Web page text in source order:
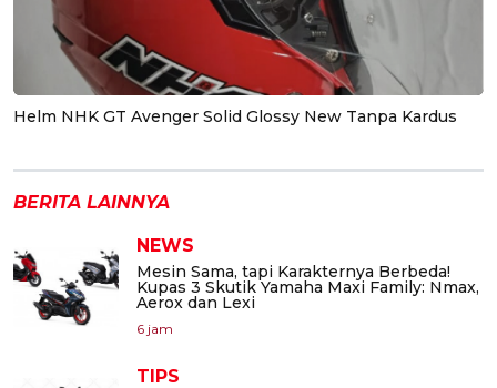
Helm NHK GT Avenger Solid Glossy New Tanpa Kardus
BERITA LAINNYA
NEWS
Mesin Sama, tapi Karakternya Berbeda!
Kupas 3 Skutik Yamaha Maxi Family: Nmax,
Aerox dan Lexi
6 jam
TIPS